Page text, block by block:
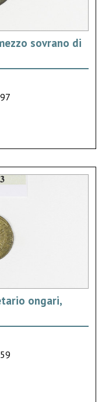
sovrano di
ongari,